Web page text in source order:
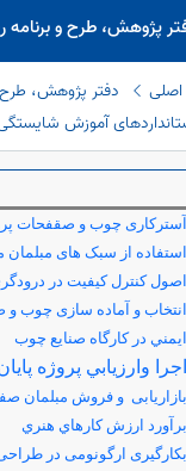
پژوهش، طرح و برنامه
دفتر پژوهش،
آموزش شایستگی
آسترکاری چوب و صقفحات
استفاده از سبک های
اصول كنترل كيفيت در
انتخاب و آماده سازی چوب
ايمني در كارگاه صنايع چوب
اجرا وارزيابي پروژه
بازاریابی و فروش مبلمان
برآورد ارزش كارهاي هنري
بکارگیری ارگونومی در